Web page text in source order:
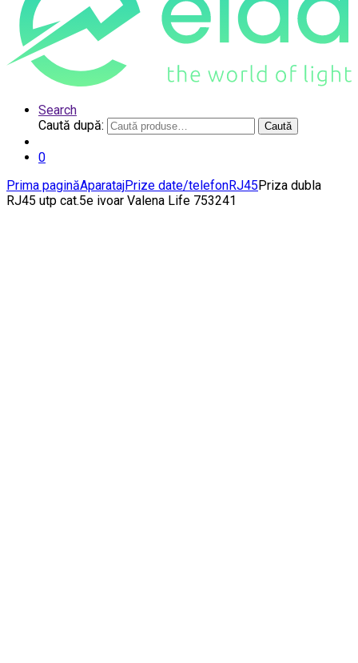
Search
Caută după:
Caută
0
Prima paginăAparatajPrize date/telefonRJ45Priza dubla
RJ45 utp cat.5e ivoar Valena Life 753241